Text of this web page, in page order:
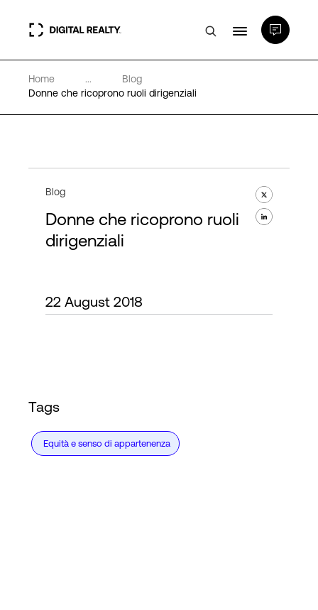
Data center
Competenze e Risorse
Language
Home ...
Blog
Donne che ricoprono ruoli dirigenziali
Blog
Donne che ricoprono ruoli
dirigenziali
22 August 2018
Tags
Equità e senso di appartenenza